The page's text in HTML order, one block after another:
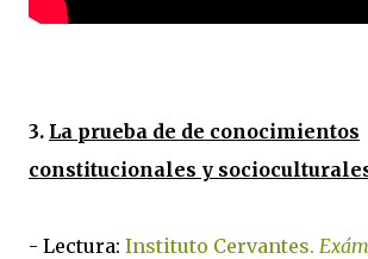
3. La prueba de de conocimientos
constitucionales y
- Lectura: Instituto Cervantes.